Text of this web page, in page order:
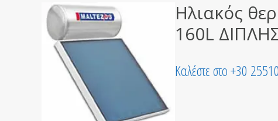
Ηλιακός
160L
Καλέστε στο +30